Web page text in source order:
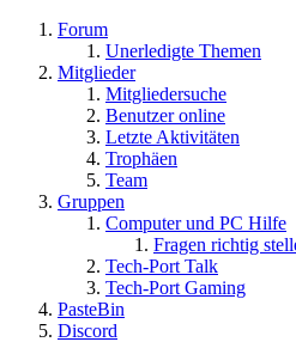
Forum
Unerledigte Themen
Mitglieder
Mitgliedersuche
Benutzer online
Letzte Aktivitäten
Trophäen
Team
Gruppen
Computer und PC Hilfe
Fragen richtig
Tech-Port Talk
Tech-Port Gaming
PasteBin
Discord